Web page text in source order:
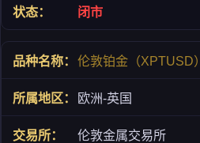
闭市
伦敦铂金（XPTUSD）
欧洲-英国
伦敦金属交易所